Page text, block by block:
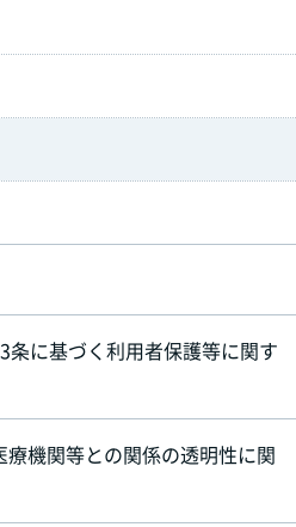
条に基づく利用者保護等に関す
機関等との関係の透明性に関